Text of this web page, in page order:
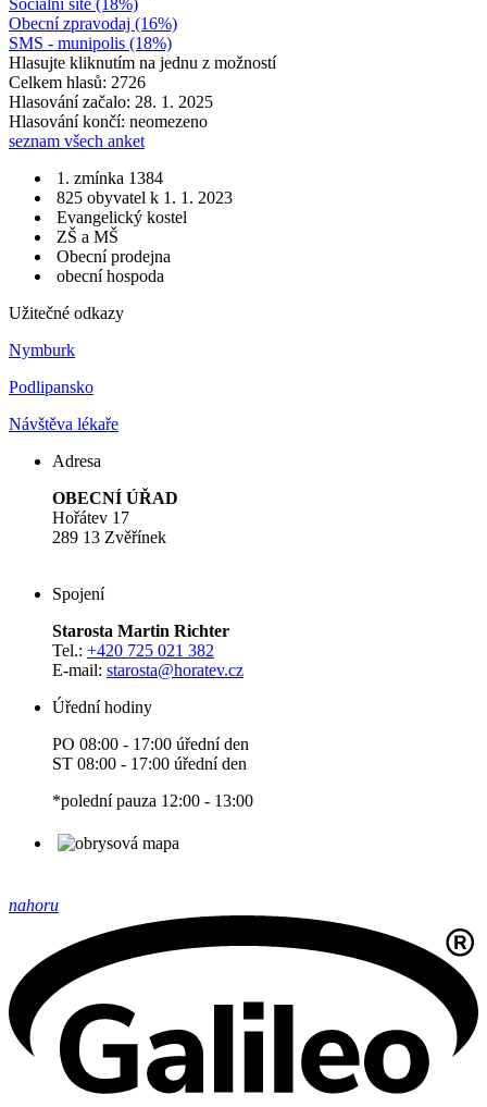
Sociální sítě (18%)
Obecní zpravodaj (16%)
SMS - munipolis (18%)
Hlasujte kliknutím na jednu z možností
Celkem hlasů: 2726
Hlasování začalo: 28. 1. 2025
Hlasování končí: neomezeno
seznam všech anket
1. zmínka 1384
825 obyvatel k 1. 1. 2023
Evangelický kostel
ZŠ a MŠ
Obecní prodejna
obecní hospoda
Užitečné odkazy
Nymburk
Podlipansko
Návštěva lékaře
Adresa
OBECNÍ ÚŘAD
Hořátev 17
289 13 Zvěřínek
Spojení
Starosta Martin Richter
Tel.: +420 725 021 382
E-mail: starosta@horatev.cz
Úřední hodiny
PO 08:00 - 17:00 úřední den
ST 08:00 - 17:00 úřední den
*polední pauza 12:00 - 13:00
nahoru